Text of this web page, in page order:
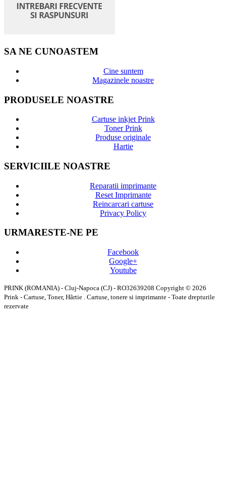
SA NE CUNOASTEM
Cine suntem
Magazinele noastre
PRODUSELE NOASTRE
Cartuse inkjet Prink
Toner Prink
Produse originale
Hartie
SERVICIILE NOASTRE
Reparatii imprimante
Reset Imprimante
Reincarcari cartuse
Privacy Policy
URMARESTE-NE PE
Facebook
Google+
Youtube
PRINK (ROMANIA) - Cluj-Napoca (CJ) - RO32639208 Copyright © 2026
Prink - Cartuse, Toner, Hârtie . Cartuse, tonere si imprimante - Toate drepturile
rezervate